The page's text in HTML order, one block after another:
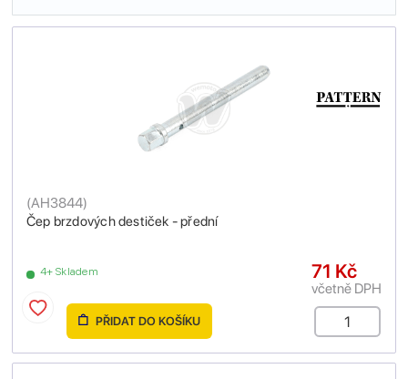
Čep brzdových destiček - přední
(AH3844)
4+ Skladem 71 Kč
včetně DPH
PŘIDAT DO KOŠÍKU